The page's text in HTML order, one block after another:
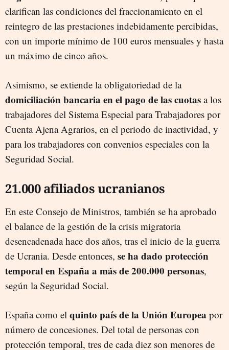
clarifican las condiciones del fraccionamiento en el
reintegro de las prestaciones indebidamente percibidas,
con un importe mínimo de 100 euros mensuales y hasta
un máximo de cinco años.
Asimismo, se extiende la obligatoriedad de la
domiciliación bancaria en el pago de las cuotas a los
trabajadores del Sistema Especial para Trabajadores por
Cuenta Ajena Agrarios, en el periodo de inactividad, y
para los trabajadores con convenios especiales con la
Seguridad Social.
21.000 afiliados ucranianos
En este Consejo de Ministros, también se ha aprobado
el balance de la gestión de la crisis migratoria
desencadenada hace dos años, tras el inicio de la guerra
de Ucrania. Desde entonces, se ha dado protección
temporal en España a más de 200.000 personas,
según la Seguridad Social.
España como el quinto país de la Unión Europea por
número de concesiones. Del total de personas con
protección temporal, tres de cada diez son menores de